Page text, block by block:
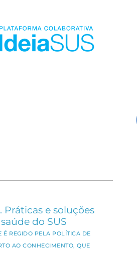
Práticas e soluções
do SUS
É REGIDO PELA POLÍTICA DE
AO CONHECIMENTO, QUE